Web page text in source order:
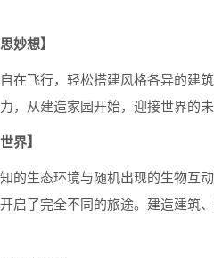
妙想】
在飞行，轻松搭建风格各异的建
，从建造家园开始，迎接世界的未
界】
的生态环境与随机出现的生物互
启了完全不同的旅途。建造建